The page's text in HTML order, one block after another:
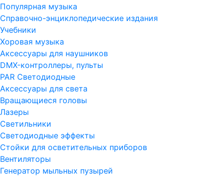
Популярная музыка
Справочно-энциклопедические издания
Учебники
Хоровая музыка
Аксессуары для наушников
DMX-контроллеры, пульты
PAR Светодиодные
Аксессуары для света
Вращающиеся головы
Лазеры
Светильники
Светодиодные эффекты
Стойки для осветительных приборов
Вентиляторы
Генератор мыльных пузырей